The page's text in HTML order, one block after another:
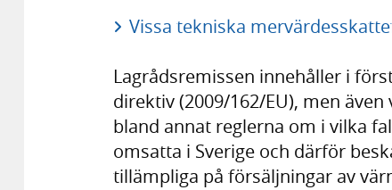
Vissa tekniska
Lagrådsremissen innehåller i
direktiv (2009/162/EU), men
bland annat reglerna om i vilka
omsatta i Sverige och därför
tillämpliga på försäljningar av